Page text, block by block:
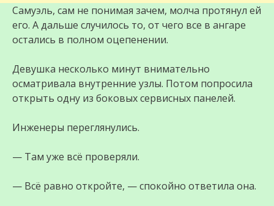
Самуэль, сам не понимая зачем, молча протянул ей
его. А дальше случилось то, от чего все в ангаре
остались в полном оцепенении.
Девушка несколько минут внимательно
осматривала внутренние узлы. Потом попросила
открыть одну из боковых сервисных панелей.
Инженеры переглянулись.
— Там уже всё проверяли.
— Всё равно откройте, — спокойно ответила она.